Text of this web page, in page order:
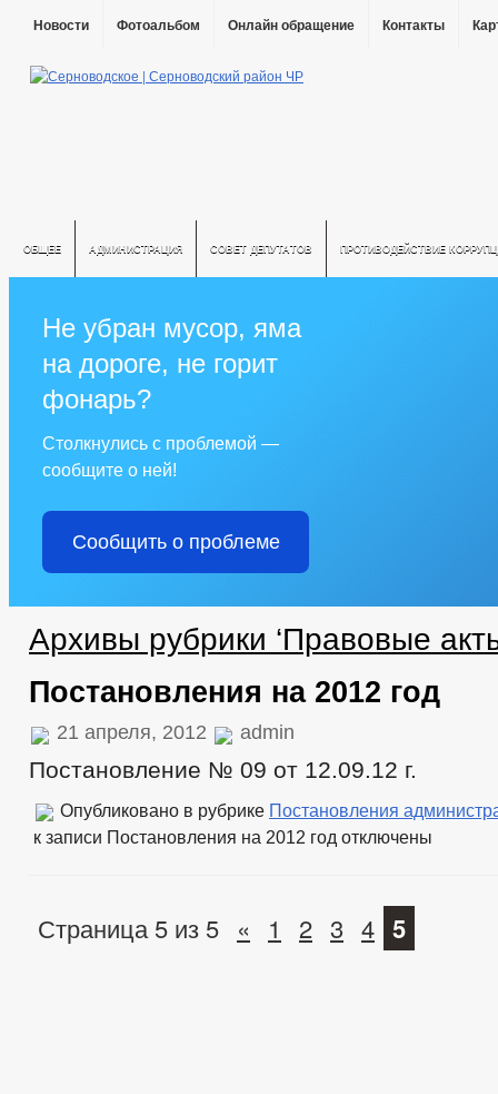
Новости Фотоальбом Онлайн обращение Контакты
ОБЩЕЕ АДМИНИСТРАЦИЯ СОВЕТ ДЕПУТАТОВ ПРОТИВОДЕЙСТВИЕ
Не убран мусор, яма
на дороге, не горит
фонарь?
Столкнулись с проблемой —
сообщите о ней!
Сообщить о проблеме
Архивы рубрики ‘Правовые
Постановления на 2012 год
21 апреля, 2012 admin
Постановление № 09 от 12.09.12 г.
Опубликовано в рубрике Постановления
к записи Постановления на 2012 год отключены
Страница 5 из 5 « 1 2 3 4 5